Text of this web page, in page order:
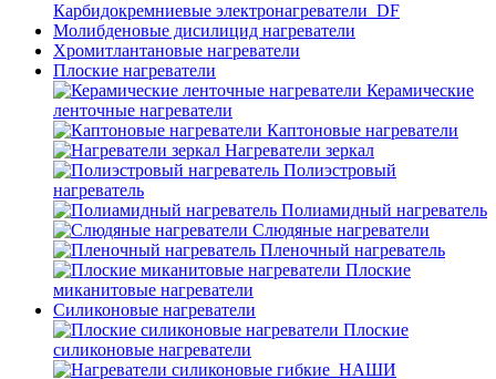
Карбидокремниевые электронагреватели_DF
Молибденовые дисилицид нагреватели
Хромитлантановые нагреватели
Плоские нагреватели
Керамические
ленточные нагреватели
Каптоновые нагреватели
Нагреватели зеркал
Полиэстровый
нагреватель
Полиамидный нагреватель
Слюдяные нагреватели
Пленочный нагреватель
Плоские
миканитовые нагреватели
Силиконовые нагреватели
Плоские
силиконовые нагреватели